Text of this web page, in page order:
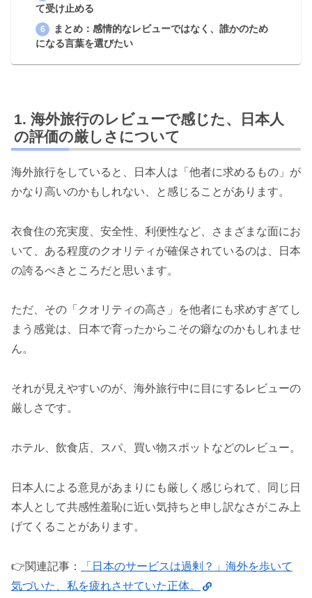
て受け止める
まとめ：感情的なレビューではなく、誰かのため
になる言葉を選びたい
海外旅行のレビューで感じた、日本人
の評価の厳しさについて
海外旅行をしていると、日本人は「他者に求めるもの」が
かなり高いのかもしれない、と感じることがあります。
衣食住の充実度、安全性、利便性など、さまざまな面にお
いて、ある程度のクオリティが確保されているのは、日本
の誇るべきところだと思います。
ただ、その「クオリティの高さ」を他者にも求めすぎてし
まう感覚は、日本で育ったからこその癖なのかもしれませ
ん。
それが見えやすいのが、海外旅行中に目にするレビューの
厳しさです。
ホテル、飲食店、スパ、買い物スポットなどのレビュー。
日本人による意見があまりにも厳しく感じられて、同じ日
本人として共感性羞恥に近い気持ちと申し訳なさがこみ上
げてくることがあります。
👉️関連記事：
「日本のサービスは過剰？」海外を歩いて
気づいた、私を疲れさせていた正体。